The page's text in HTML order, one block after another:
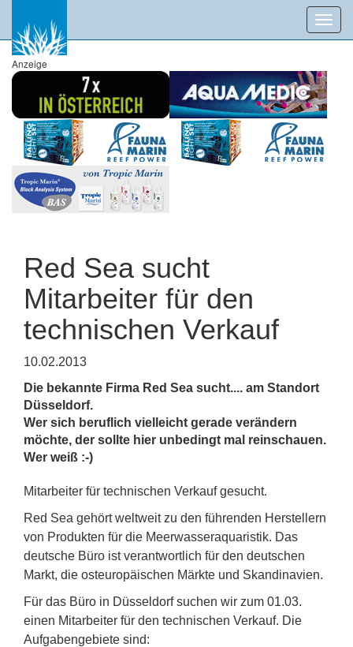
Anzeige
Red Sea sucht
Mitarbeiter für den
technischen Verkauf
10.02.2013
Die bekannte Firma Red Sea sucht.... am Standort
Düsseldorf.
Wer sich beruflich vielleicht gerade verändern
möchte, der sollte hier unbedingt mal reinschauen.
Wer weiß :-)
Mitarbeiter für technischen Verkauf gesucht.
Red Sea gehört weltweit zu den führenden Herstellern
von Produkten für die Meerwasseraquaristik. Das
deutsche Büro ist verantwortlich für den deutschen
Markt, die osteuropäischen Märkte und Skandinavien.
Für das Büro in Düsseldorf suchen wir zum 01.03.
einen Mitarbeiter für den technischen Verkauf. Die
Aufgabengebiete sind: